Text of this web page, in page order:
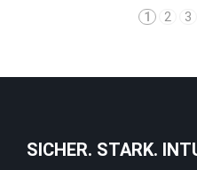
1 2 3
SICHER. STARK.